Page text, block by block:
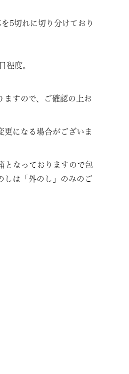
5切れに切り分けており
程度。
すので、ご確認の上お
になる場合がございま
となっておりますので包
しは「外のし」のみのご